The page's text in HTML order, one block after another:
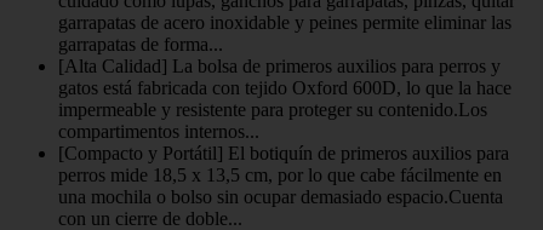
garrapatas de acero inoxidable y peines permite eliminar las
garrapatas de forma...
[Alta Calidad] La bolsa de primeros auxilios para perros y
gatos está fabricada con tejido Oxford 600D, lo que la hace
impermeable y resistente para proteger su contenido.Los
compartimentos internos...
[Compacto y Portátil] El botiquín de primeros auxilios para
perros mide 18,5 x 13,5 cm, por lo que cabe fácilmente en
una mochila o bolso sin ocupar demasiado espacio.Cuenta
con un cierre de doble...